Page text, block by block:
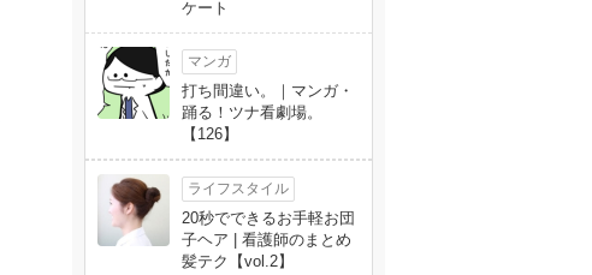
ケート
マンガ
打ち間違い。｜マンガ・
踊る！ツナ看劇場。
【126】
ライフスタイル
20秒でできるお手軽お団
子ヘア | 看護師のまとめ
髪テク【vol.2】